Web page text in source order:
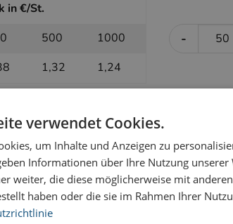
in €/St.
500
1000
1,32 1,24
-
in €/St.
500
1000
1,14 1,09
-
verwendet Cookies.
um Inhalte und Anzeigen zu
Informationen über Ihre Nutzung unserer
weiter, die diese möglicherweise mit
haben oder die sie im Rahmen Ihrer